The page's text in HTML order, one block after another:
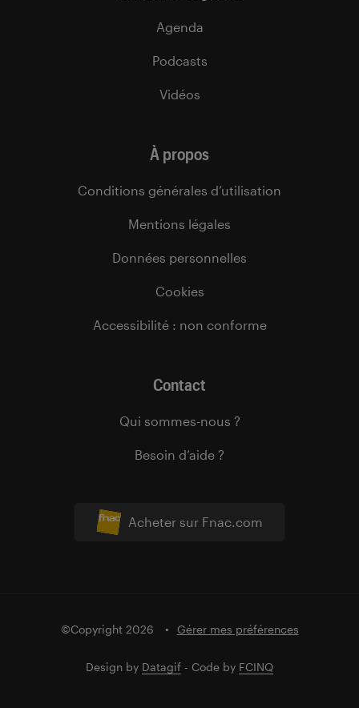
Acheter sur Fnac.com
Agenda
Podcasts
Vidéos
À propos
Conditions générales d’utilisation
Mentions légales
Données personnelles
Cookies
Accessibilité : non conforme
Contact
Qui sommes-nous ?
Besoin d’aide ?
©Copyright 2026 Gérer mes préférences
Design by Datagif - Code by FCINQ